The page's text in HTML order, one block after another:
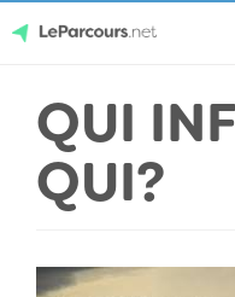
content
LeParcours.net
QUI
QUI?